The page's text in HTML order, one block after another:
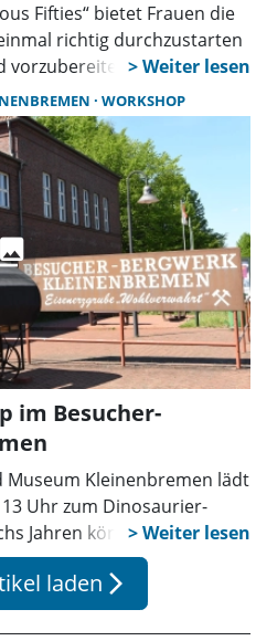
Fifties“ bietet Frauen die
richtig durchzustarten
vorzubereiten. Der
50plus – wenn nicht jetzt,
ihre beruflichen Ziele neu zu
die kommenden Jahre zu
WORKSHOP
im Besucher-
Museum Kleinenbremen lädt
Uhr zum Dinosaurier-
Jahren können auf eine
der Urzeitgiganten gehen
in der Region ihre
einer Einführung im
laden arrow_forward_ios